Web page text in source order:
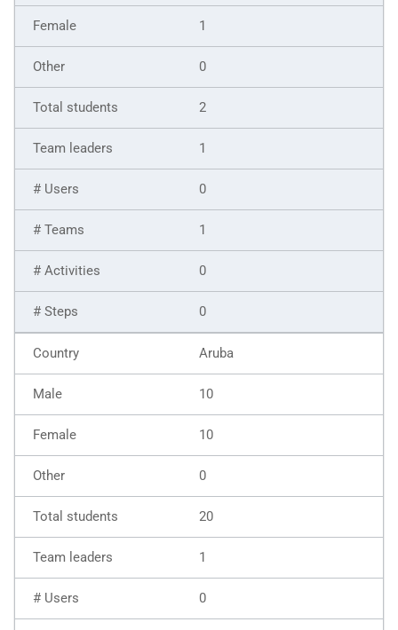
1
0
2
1
0
1
0
0
Aruba
10
10
0
20
1
0